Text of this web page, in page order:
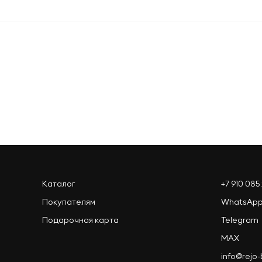
Каталог
Покупателям
Подарочная карта
+7 910 085
WhatsApp
Telegram
MAX